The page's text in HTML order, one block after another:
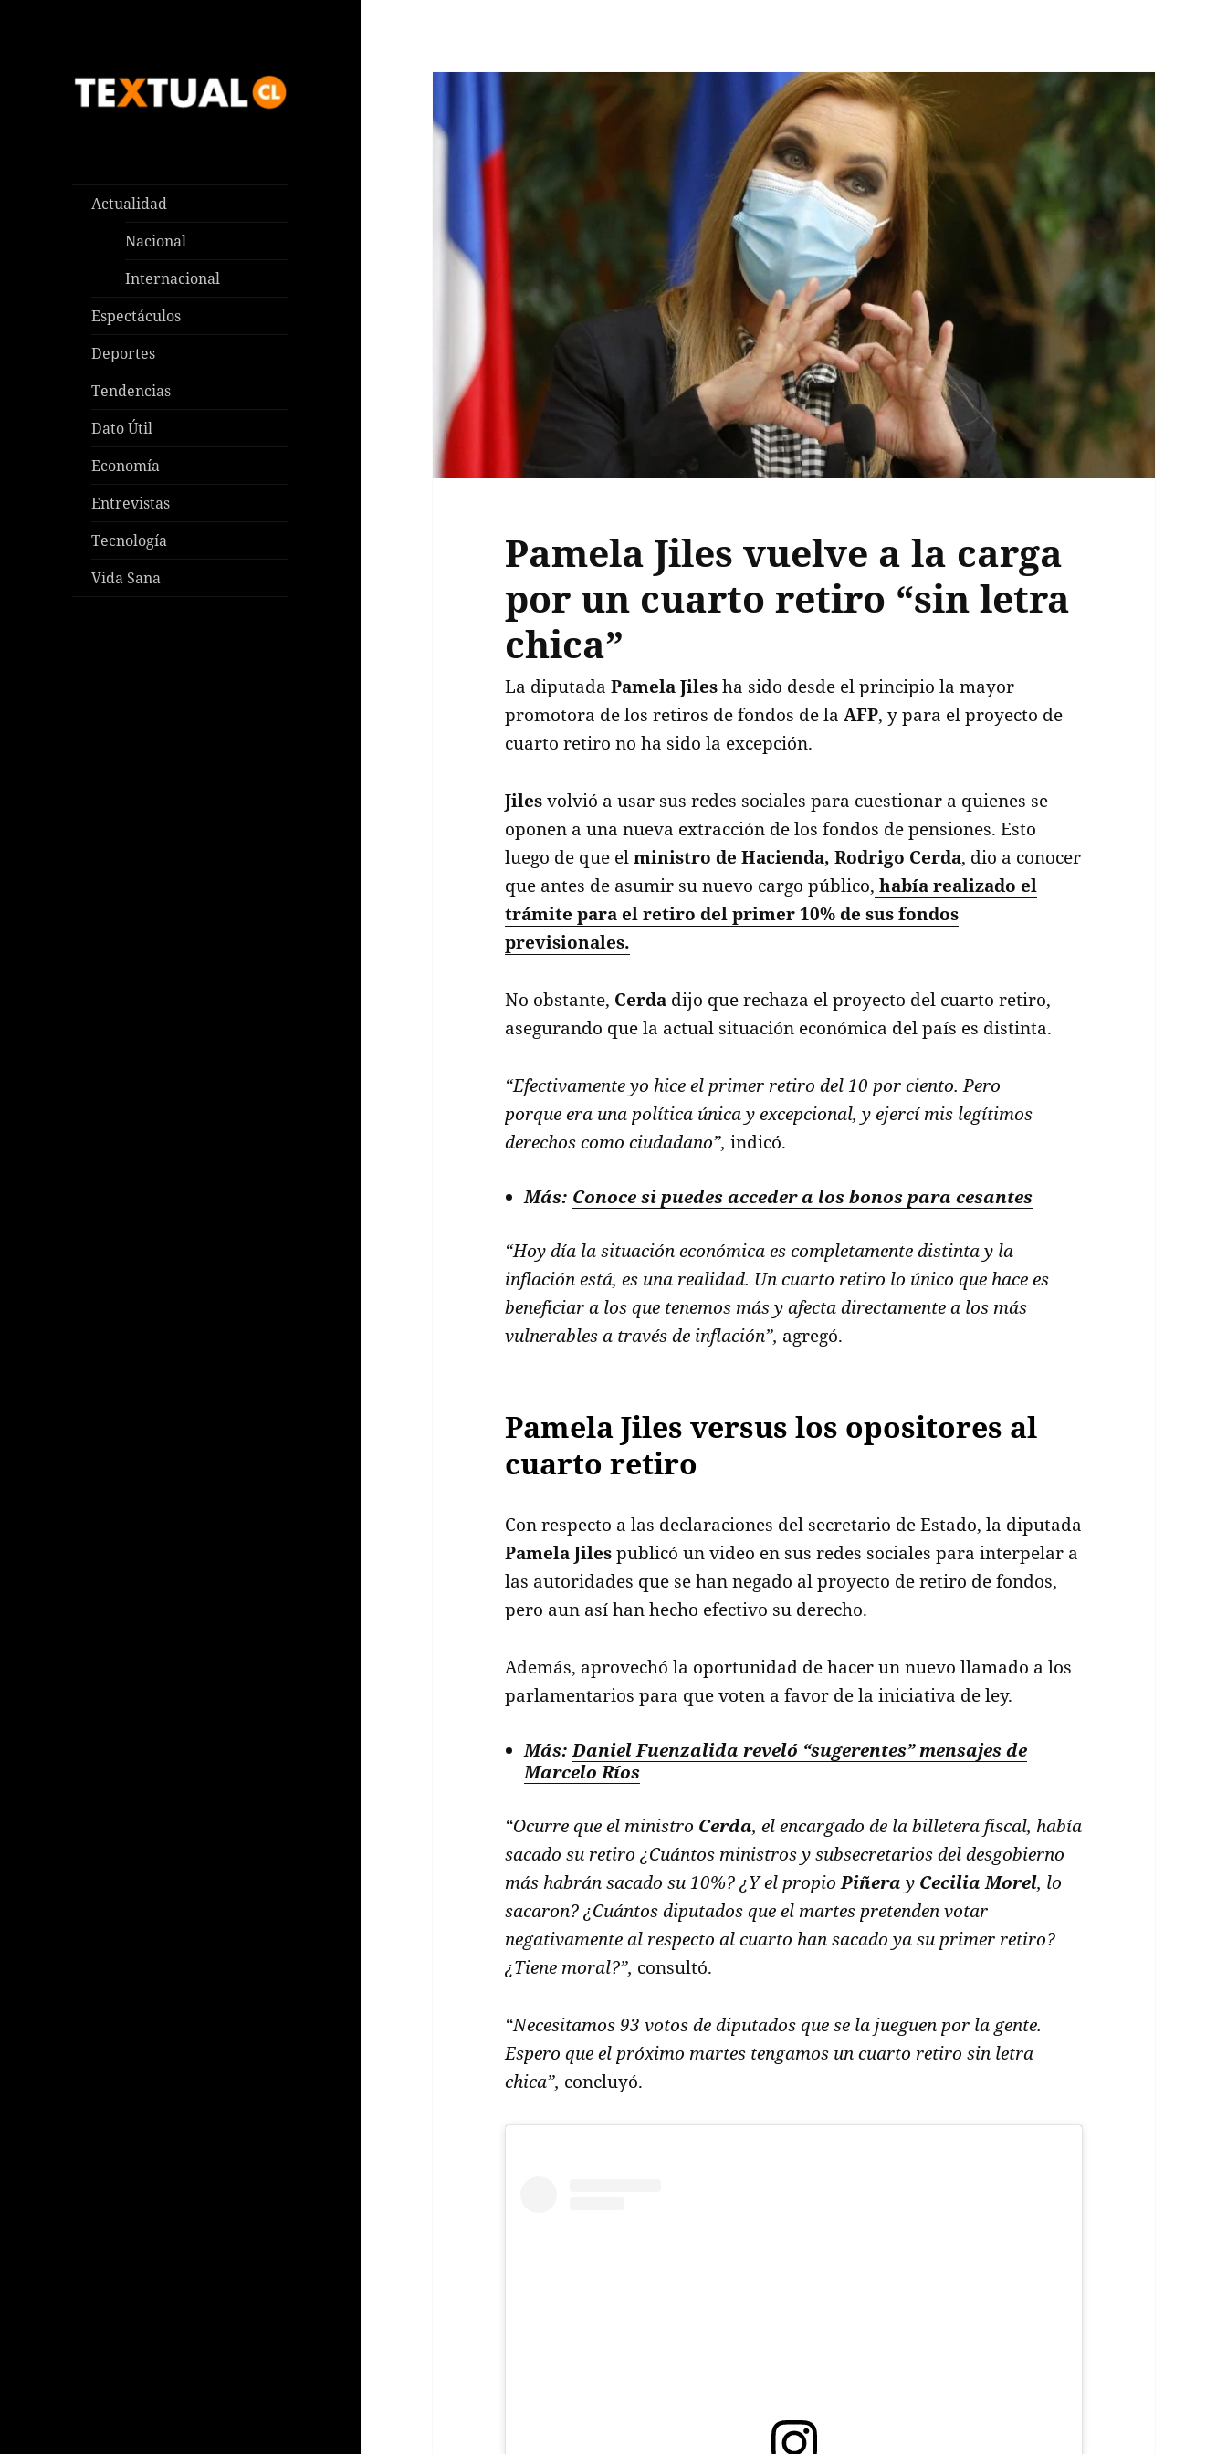
Actualidad
Nacional
Internacional
Espectáculos
Deportes
Tendencias
Dato Útil
Economía
Entrevistas
Tecnología
Vida Sana
Pamela Jiles vuelve a la carga
por un cuarto retiro “sin letra
chica”
La diputadaPamela Jilesha sido desde el principio la mayor
promotora de los retiros de fondos de laAFP, y para el proyecto de
cuarto retiro no ha sido la excepción.
Jilesvolvió a usar sus redes sociales para cuestionar a quienes se
oponen a una nueva extracción de los fondos de pensiones. Esto
luego de que elministro de Hacienda, Rodrigo Cerda, dio a conocer
que antes de asumir su nuevo cargo público, había realizado el
trámite para el retiro del primer 10% de sus fondos
previsionales.
No obstante, Cerda dijo que rechaza el proyecto del cuarto retiro,
asegurando que la actual situación económica del país es distinta.
“Efectivamente yo hice el primer retiro del 10 por ciento. Pero
porque era una política única y excepcional, y ejercí mis legítimos
derechos como ciudadano”, indicó.
Más: Conoce si puedes acceder a los bonos para cesantes
“Hoy día la situación económica es completamente distinta y la
inflación está, es una realidad. Un cuarto retiro lo único que hace es
beneficiar a los que tenemos más y afecta directamente a los más
vulnerables a través de inflación”, agregó.
Pamela Jiles versus los opositores al
cuarto retiro
Con respecto a las declaraciones del secretario de Estado, la diputada
Pamela Jilespublicó un video en sus redes sociales para interpelar a
las autoridades que se han negado al proyecto de retiro de fondos,
pero aun así han hecho efectivo su derecho.
Además, aprovechó la oportunidad de hacer un nuevo llamado a los
parlamentarios para que voten a favor de la iniciativa de ley.
Más: Daniel Fuenzalida reveló “sugerentes” mensajes de
Marcelo Ríos
“Ocurre que el ministro Cerda, el encargado de la billetera fiscal, había
sacado su retiro ¿Cuántos ministros y subsecretarios del desgobierno
más habrán sacado su 10%? ¿Y el propioPiñera y Cecilia Morel, lo
sacaron? ¿Cuántos diputados que el martes pretenden votar
negativamente al respecto al cuarto han sacado ya su primer retiro?
¿Tiene moral?”, consultó.
“Necesitamos 93 votos de diputados que se la jueguen por la gente.
Espero que el próximo martes tengamos un cuarto retiro sin letra
chica”, concluyó.